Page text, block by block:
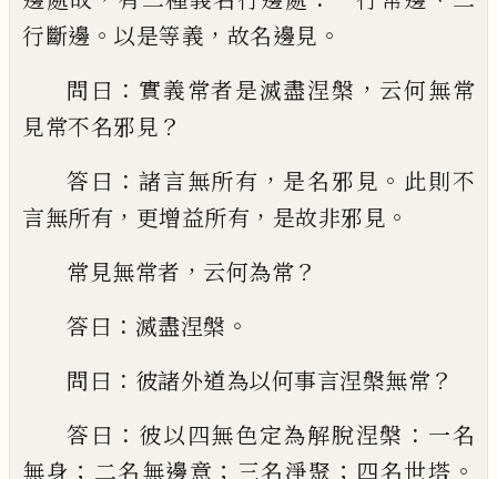
行斷邊 。 以是等義 ， 故名邊見 。
問曰 ： 實義常者是滅盡涅槃 ， 云何無常
見常不名邪見 ？
答曰 ：諸言無所有 ， 是名邪見 。 此則不
言無所有 ， 更增益所有 ， 是故非邪見 。
常見無常者 ， 云何為常？
答曰 ： 滅盡涅槃 。
問曰 ： 彼諸外道為以何事言涅槃無常？
答曰 ： 彼以四無色定為解脫涅槃 ： 一名
無身 ； 二名無邊意 ； 三名淨聚 ； 四名世塔 。